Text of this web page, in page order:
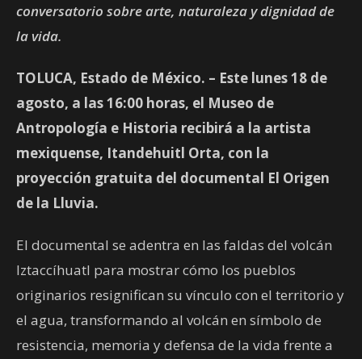
conversatorio sobre arte, naturaleza y dignidad de
la vida.
TOLUCA, Estado de México. – Este lunes 18 de
agosto, a las 16:00 horas, el Museo de
Antropología e Historia recibirá a la artista
mexiquense, Itandehuitl Orta, con la
proyección gratuita del documental El Origen
de la Lluvia.
El documental se adentra en las faldas del volcán
Iztaccíhuatl para mostrar cómo los pueblos
originarios resignifican su vínculo con el territorio y
el agua, transformando al volcán en símbolo de
resistencia, memoria y defensa de la vida frente a